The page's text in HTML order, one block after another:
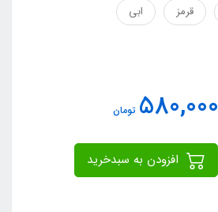
قرمز ابی
580,000 تومان